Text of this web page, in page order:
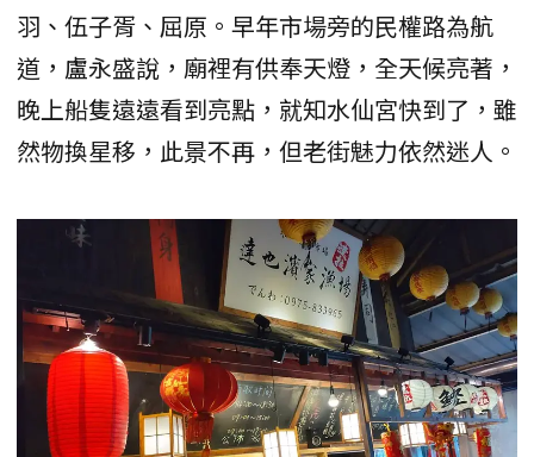
羽、伍子胥、屈原。早年市場旁的民權路為航
道，盧永盛說，廟裡有供奉天燈，全天候亮著，
晚上船隻遠遠看到亮點，就知水仙宮快到了，雖
然物換星移，此景不再，但老街魅力依然迷人。